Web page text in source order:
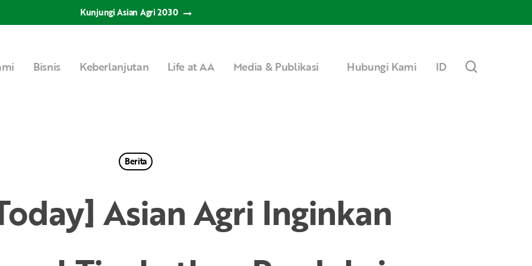
Kunjungi Asian Agri 2030
Bisnis Keberlanjutan Life at AA Media & Publikasi Hubungi Kami ID
Berita